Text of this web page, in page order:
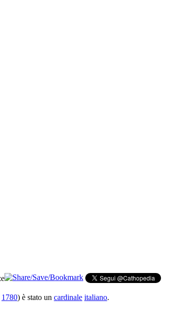
1780) è stato un cardinale italiano.